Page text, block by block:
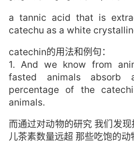
a tannic acid that is
catechu as a white
catechin的用法和例句：
1. And we know from
fasted animals absorb
percentage of the
animals.
而通过对动物的研究 我们发
儿茶素数量远超 那些吃饱的动